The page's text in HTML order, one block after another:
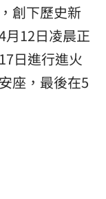
創下歷史新
月12日凌晨正
日進行進火
座，最後在5